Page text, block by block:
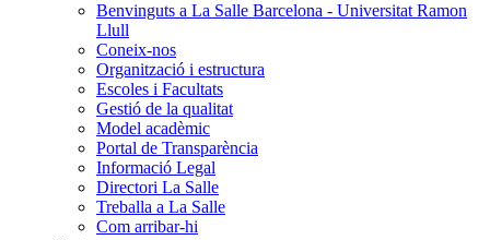
Benvinguts a La Salle Barcelona - Universitat Ramon
Llull
Coneix-nos
Organització i estructura
Escoles i Facultats
Gestió de la qualitat
Model acadèmic
Portal de Transparència
Informació Legal
Directori La Salle
Treballa a La Salle
Com arribar-hi